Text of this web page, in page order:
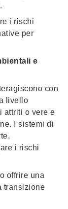
i rischi
per
e
con
livello
attriti o vere e
I sistemi di
i rischi
offrire una
transizione